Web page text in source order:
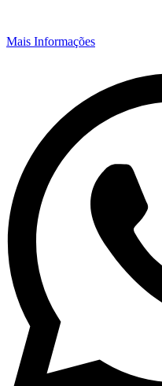
Mais Informações